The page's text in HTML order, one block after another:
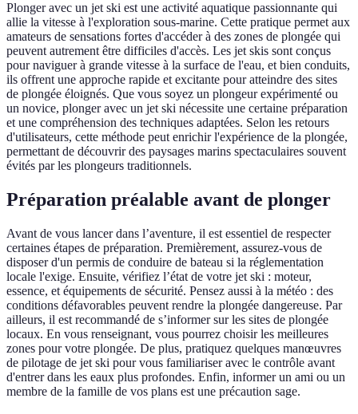
Plonger avec un jet ski est une activité aquatique passionnante qui
allie la vitesse à l'exploration sous-marine. Cette pratique permet aux
amateurs de sensations fortes d'accéder à des zones de plongée qui
peuvent autrement être difficiles d'accès. Les jet skis sont conçus
pour naviguer à grande vitesse à la surface de l'eau, et bien conduits,
ils offrent une approche rapide et excitante pour atteindre des sites
de plongée éloignés. Que vous soyez un plongeur expérimenté ou
un novice, plonger avec un jet ski nécessite une certaine préparation
et une compréhension des techniques adaptées. Selon les retours
d'utilisateurs, cette méthode peut enrichir l'expérience de la plongée,
permettant de découvrir des paysages marins spectaculaires souvent
évités par les plongeurs traditionnels.
Préparation préalable avant de plonger
Avant de vous lancer dans l’aventure, il est essentiel de respecter
certaines étapes de préparation. Premièrement, assurez-vous de
disposer d'un permis de conduire de bateau si la réglementation
locale l'exige. Ensuite, vérifiez l’état de votre jet ski : moteur,
essence, et équipements de sécurité. Pensez aussi à la météo : des
conditions défavorables peuvent rendre la plongée dangereuse. Par
ailleurs, il est recommandé de s’informer sur les sites de plongée
locaux. En vous renseignant, vous pourrez choisir les meilleures
zones pour votre plongée. De plus, pratiquez quelques manœuvres
de pilotage de jet ski pour vous familiariser avec le contrôle avant
d'entrer dans les eaux plus profondes. Enfin, informer un ami ou un
membre de la famille de vos plans est une précaution sage.